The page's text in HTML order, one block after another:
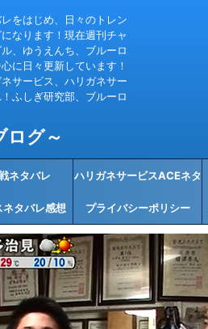
をはじめ、日々のトレン
なります！現在週刊チャ
、ゆうえんち、ブルーロ
に日々更新しています！
サービス、ハリガネサー
ふしぎ研究部、ブルーロ
ログ～
ネタバレ ハリガネサービスACEネタ
バレ感想
ネタバレ感想 プライバシーポリシー